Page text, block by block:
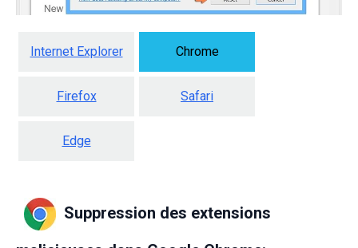
Internet Explorer Chrome
Firefox Safari
Edge
Suppression des extensions